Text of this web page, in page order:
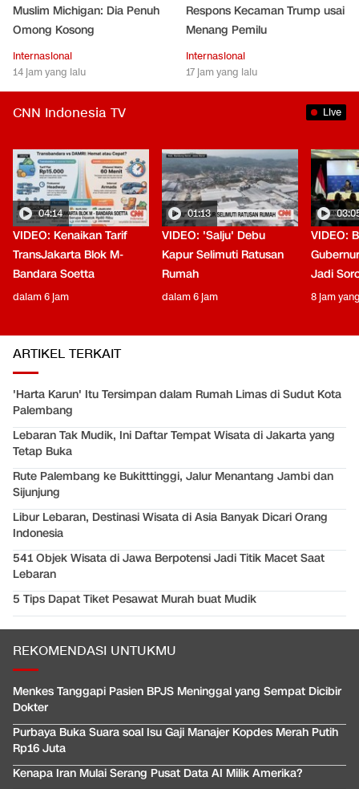
Muslim Michigan: Dia Penuh
Omong Kosong
Internasional
14 jam yang lalu
Respons Kecaman Trump usai
Menang Pemilu
Internasional
17 jam yang lalu
CNN Indonesia TV Live
04:14
VIDEO: Kenaikan Tarif
TransJakarta Blok M-
Bandara Soetta
dalam 6 jam
01:13
VIDEO: 'Salju' Debu
Kapur Selimuti Ratusan
Rumah
dalam 6 jam
VIDEO:
Jadi
8 jam
ARTIKEL TERKAIT
'Harta Karun' Itu Tersimpan dalam Rumah Limas di Sudut Kota
Palembang
Lebaran Tak Mudik, Ini Daftar Tempat Wisata di Jakarta yang
Tetap Buka
Rute Palembang ke Bukitttinggi, Jalur Menantang Jambi dan
Sijunjung
Libur Lebaran, Destinasi Wisata di Asia Banyak Dicari Orang
Indonesia
541 Objek Wisata di Jawa Berpotensi Jadi Titik Macet Saat
Lebaran
5 Tips Dapat Tiket Pesawat Murah buat Mudik
REKOMENDASI UNTUKMU
Menkes Tanggapi Pasien BPJS Meninggal yang Sempat Dicibir
Dokter
Purbaya Buka Suara soal Isu Gaji Manajer Kopdes Merah Putih
Rp16 Juta
Kenapa Iran Mulai Serang Pusat Data AI Milik Amerika?